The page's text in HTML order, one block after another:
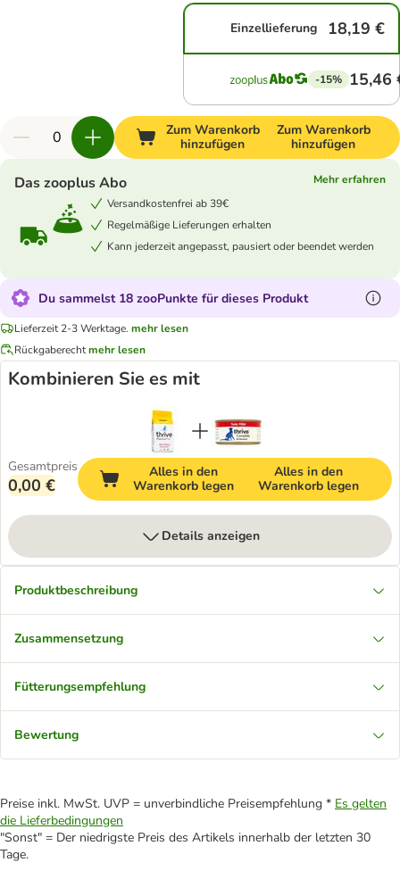
Einzellieferung 18,19 €
-15% 15,46
Zum Warenkorb
hinzufügen
Zum Warenkorb
hinzufügen
Das zooplus Abo
Mehr erfahren
Versandkostenfrei ab 39€
Regelmäßige Lieferungen erhalten
Kann jederzeit angepasst, pausiert oder beendet werden
Du sammelst 18 zooPunkte für dieses Produkt
Lieferzeit 2-3 Werktage. mehr lesen
Rückgaberechtmehr lesen
Kombinieren Sie es mit
Gesamtpreis
0,00 €
Alles in den
Warenkorb legen
Alles in den
Warenkorb legen
Details anzeigen
Produktbeschreibung
Zusammensetzung
Fütterungsempfehlung
Bewertung
Preise inkl. MwSt. UVP = unverbindliche Preisempfehlung * Es gelten
die Lieferbedingungen
"Sonst" = Der niedrigste Preis des Artikels innerhalb der letzten 30
Tage.